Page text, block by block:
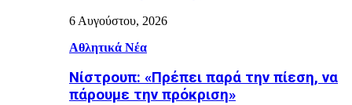
6 Αυγούστου, 2026
Αθλητικά Νέα
Νίστρουπ: «Πρέπει παρά την πίεση, να
πάρουμε την πρόκριση»